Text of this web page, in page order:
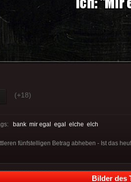
(+18)
bank mir egal egal elche elch
fünfstelligen Betrag abheben - Ist das
Bilder des